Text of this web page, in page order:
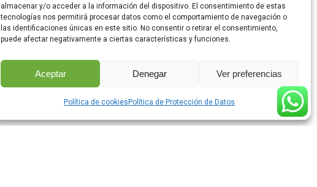
almacenar y/o acceder a la información del dispositivo. El consentimiento de estas
tecnologías nos permitirá procesar datos como el comportamiento de navegación o
las identificaciones únicas en este sitio. No consentir o retirar el consentimiento,
puede afectar negativamente a ciertas características y funciones.
Aceptar Denegar Ver preferencias
Política de cookies Política de Protección de Datos
© Lanetan 2019 – Todos los derechos reservados